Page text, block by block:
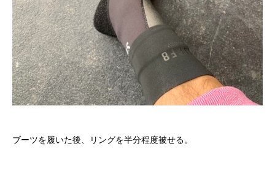
ブーツを履いた後、リングを半分程度被せる。